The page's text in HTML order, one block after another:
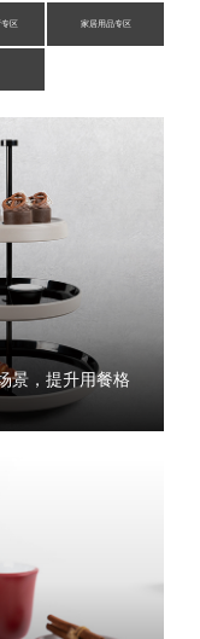
区 家居用品专区
景，提升用餐格